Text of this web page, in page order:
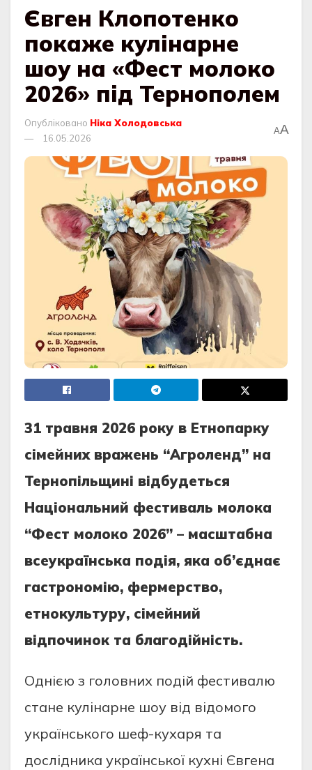
Євген Клопотенко
покаже кулінарне
шоу на «Фест молоко
2026» під Тернополем
Опубліковано Ніка Холодовська
16.05.2026
AA
31 травня 2026 року в Етнопарку
сімейних вражень “Агроленд” на
Тернопільщині відбудеться
Національний фестиваль молока
“Фест молоко 2026” – масштабна
всеукраїнська подія, яка об’єднає
гастрономію, фермерство,
етнокультуру, сімейний
відпочинок та благодійність.
Однією з головних подій фестивалю
стане кулінарне шоу від відомого
українського шеф-кухаря та
дослідника української кухні Євгена